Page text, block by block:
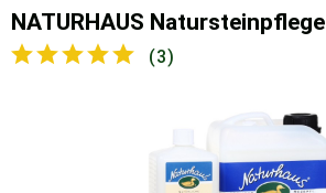
NATURHAUS Natursteinpflege
(3)